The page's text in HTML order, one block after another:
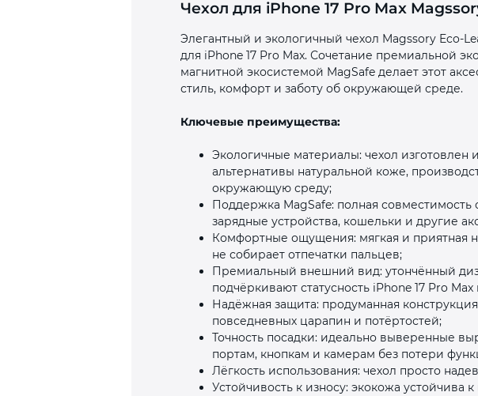
Чехол для iPhone 17 Pro Max
Элегантный и экологичный чехол Magssory
для iPhone 17 Pro Max. Сочетание премиальной
магнитной экосистемой MagSafe делает этот
стиль, комфорт и заботу об окружающей среде.
Ключевые преимущества:
Экологичные материалы: чехол
альтернативы натуральной коже,
окружающую среду;
Поддержка MagSafe: полная
зарядные устройства, кошельки и другие
Комфортные ощущения: мягкая и приятная
не собирает отпечатки пальцев;
Премиальный внешний вид: утончённый
подчёркивают статусность iPhone 17 Pro
Надёжная защита: продуманная
повседневных царапин и потёртостей;
Точность посадки: идеально выверенные
портам, кнопкам и камерам без потери
Лёгкость использования: чехол просто
Устойчивость к износу: экокожа устойчива
недели
8